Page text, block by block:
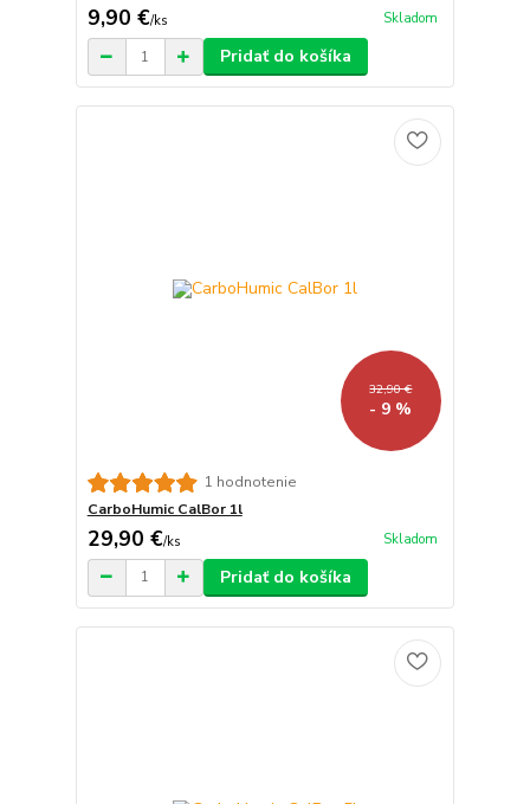
9,90 €/ks Skladom
Pridať do košíka
32,90 €
- 9 %
1 hodnotenie
CarboHumic CalBor 1l
29,90 €/ks Skladom
Pridať do košíka